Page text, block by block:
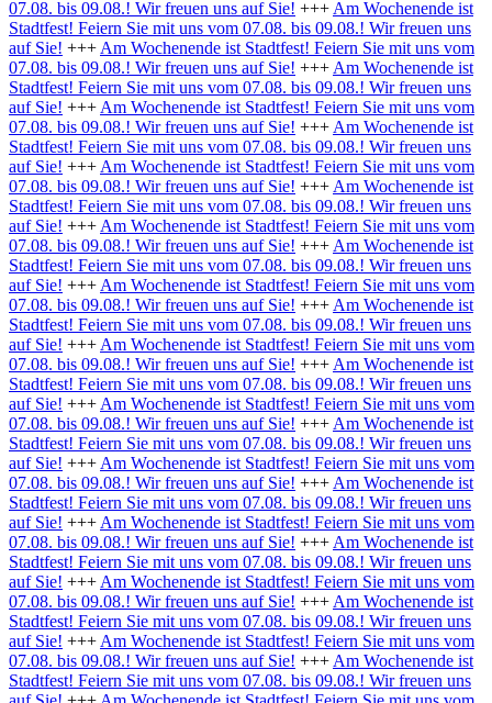
07.08. bis 09.08.! Wir freuen uns auf Sie! +++ Am Wochenende ist
Stadtfest! Feiern Sie mit uns vom 07.08. bis 09.08.! Wir freuen uns
auf Sie! +++ Am Wochenende ist Stadtfest! Feiern Sie mit uns vom
07.08. bis 09.08.! Wir freuen uns auf Sie! +++ Am Wochenende ist
Stadtfest! Feiern Sie mit uns vom 07.08. bis 09.08.! Wir freuen uns
auf Sie! +++ Am Wochenende ist Stadtfest! Feiern Sie mit uns vom
07.08. bis 09.08.! Wir freuen uns auf Sie! +++ Am Wochenende ist
Stadtfest! Feiern Sie mit uns vom 07.08. bis 09.08.! Wir freuen uns
auf Sie! +++ Am Wochenende ist Stadtfest! Feiern Sie mit uns vom
07.08. bis 09.08.! Wir freuen uns auf Sie! +++ Am Wochenende ist
Stadtfest! Feiern Sie mit uns vom 07.08. bis 09.08.! Wir freuen uns
auf Sie! +++ Am Wochenende ist Stadtfest! Feiern Sie mit uns vom
07.08. bis 09.08.! Wir freuen uns auf Sie! +++ Am Wochenende ist
Stadtfest! Feiern Sie mit uns vom 07.08. bis 09.08.! Wir freuen uns
auf Sie! +++ Am Wochenende ist Stadtfest! Feiern Sie mit uns vom
07.08. bis 09.08.! Wir freuen uns auf Sie! +++ Am Wochenende ist
Stadtfest! Feiern Sie mit uns vom 07.08. bis 09.08.! Wir freuen uns
auf Sie! +++ Am Wochenende ist Stadtfest! Feiern Sie mit uns vom
07.08. bis 09.08.! Wir freuen uns auf Sie! +++ Am Wochenende ist
Stadtfest! Feiern Sie mit uns vom 07.08. bis 09.08.! Wir freuen uns
auf Sie! +++ Am Wochenende ist Stadtfest! Feiern Sie mit uns vom
07.08. bis 09.08.! Wir freuen uns auf Sie! +++ Am Wochenende ist
Stadtfest! Feiern Sie mit uns vom 07.08. bis 09.08.! Wir freuen uns
auf Sie! +++ Am Wochenende ist Stadtfest! Feiern Sie mit uns vom
07.08. bis 09.08.! Wir freuen uns auf Sie! +++ Am Wochenende ist
Stadtfest! Feiern Sie mit uns vom 07.08. bis 09.08.! Wir freuen uns
auf Sie! +++ Am Wochenende ist Stadtfest! Feiern Sie mit uns vom
07.08. bis 09.08.! Wir freuen uns auf Sie! +++ Am Wochenende ist
Stadtfest! Feiern Sie mit uns vom 07.08. bis 09.08.! Wir freuen uns
auf Sie! +++ Am Wochenende ist Stadtfest! Feiern Sie mit uns vom
07.08. bis 09.08.! Wir freuen uns auf Sie! +++ Am Wochenende ist
Stadtfest! Feiern Sie mit uns vom 07.08. bis 09.08.! Wir freuen uns
auf Sie! +++ Am Wochenende ist Stadtfest! Feiern Sie mit uns vom
07.08. bis 09.08.! Wir freuen uns auf Sie! +++ Am Wochenende ist
Stadtfest! Feiern Sie mit uns vom 07.08. bis 09.08.! Wir freuen uns